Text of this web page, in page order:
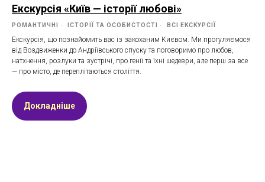
Екскурсія «Київ — історії любові»
РОМАНТИЧНІ ІСТОРІЇ ТА ОСОБИСТОСТІ ВСІ ЕКСКУРСІЇ
Екскурсія, що познайомить вас із закоханим Києвом. Ми прогуляємося
від Воздвиженки до Андріївського спуску та поговоримо про любов,
натхнення, розлуки та зустрічі, про генії та їхні шедеври, але перш за все
— про місто, де переплітаються століття.
Докладніше